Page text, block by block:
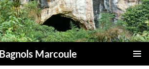
Marcoule